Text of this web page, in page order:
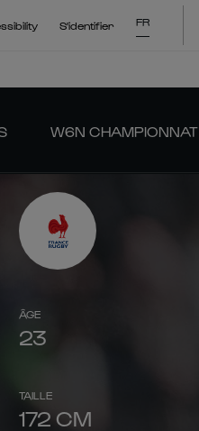
S'identifier FR
W6N CHAMPIONNAT
ÂGE
23
TAILLE
172 CM